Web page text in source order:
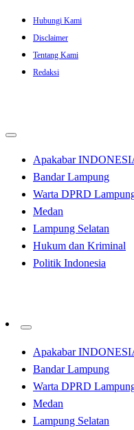
Skip
content
Hubungi Kami
Disclaimer
Tentang Kami
Redaksi
Apakabar
Bandar Lampung
Warta DPRD
Medan
Lampung Selatan
Hukum dan Kriminal
Politik Indonesia
Apakabar
Bandar Lampung
Warta DPRD
Medan
Lampung Selatan